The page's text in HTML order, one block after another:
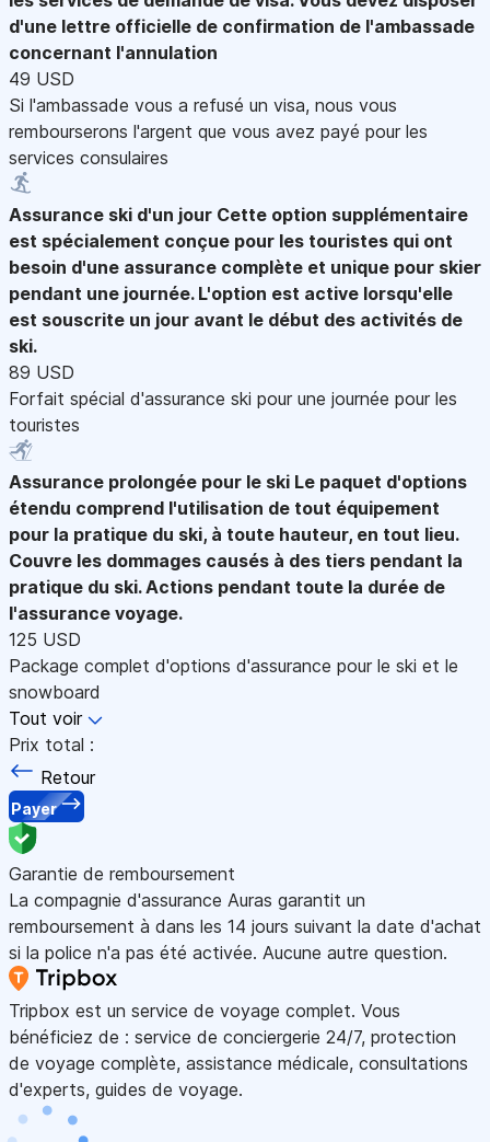
d'une lettre officielle de confirmation de l'ambassade
concernant l'annulation
49 USD
Si l'ambassade vous a refusé un visa, nous vous
rembourserons l'argent que vous avez payé pour les
services consulaires
Assurance ski d'un jour Cette option supplémentaire
est spécialement conçue pour les touristes qui ont
besoin d'une assurance complète et unique pour skier
pendant une journée. L'option est active lorsqu'elle
est souscrite un jour avant le début des activités de
ski.
89 USD
Forfait spécial d'assurance ski pour une journée pour les
touristes
Assurance prolongée pour le ski Le paquet d'options
étendu comprend l'utilisation de tout équipement
pour la pratique du ski, à toute hauteur, en tout lieu.
Couvre les dommages causés à des tiers pendant la
pratique du ski. Actions pendant toute la durée de
l'assurance voyage.
125 USD
Package complet d'options d'assurance pour le ski et le
snowboard
Tout voir
Prix total :
Retour
Payer
Garantie de remboursement
La compagnie d'assurance Auras garantit un
remboursement à dans les 14 jours suivant la date d'achat
si la police n'a pas été activée. Aucune autre question.
Tripbox est un service de voyage complet. Vous
bénéficiez de : service de conciergerie 24/7, protection
de voyage complète, assistance médicale, consultations
d'experts, guides de voyage.